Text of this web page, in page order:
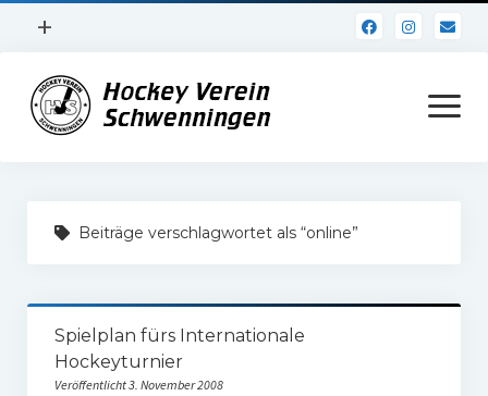
Menü
+
Impressum
Datenschutz
Menü
öffnen
Daten und Fakten
Vereinsheim
Hockey Shirts
Beiträge verschlagwortet als “online”
Spielplan fürs Internationale
Hockeyturnier
Veröffentlicht 3. November 2008